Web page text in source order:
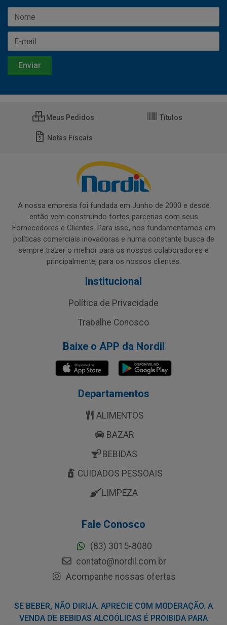
Meus Pedidos Títulos
Notas Fiscais
A nossa empresa foi fundada em Junho de 2000 e desde
então vem construindo fortes parcerias com seus
Fornecedores e Clientes. Para isso, nos fundamentamos em
políticas comerciais inovadoras e numa constante busca de
sempre trazer o melhor para os nossos colaboradores e
principalmente, para os nossos clientes.
Institucional
Política de Privacidade
Trabalhe Conosco
Baixe o APP da Nordil
Departamentos
ALIMENTOS
BAZAR
BEBIDAS
CUIDADOS PESSOAIS
LIMPEZA
Fale Conosco
(83) 3015-8080
contato@nordil.com.br
Acompanhe nossas ofertas
SE BEBER, NÃO DIRIJA. APRECIE COM MODERAÇÃO. A
VENDA DE BEBIDAS ALCOÓLICAS É PROIBIDA PARA